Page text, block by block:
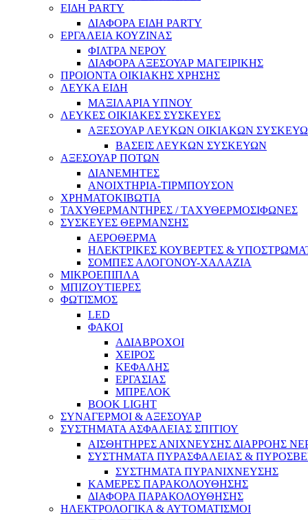
ΕΙΔΗ PARTY
ΔΙΑΦΟΡΑ ΕΙΔΗ PARTY
ΕΡΓΑΛΕΙΑ ΚΟΥΖΙΝΑΣ
ΦΙΛΤΡΑ ΝΕΡΟΥ
ΔΙΑΦΟΡΑ ΑΞΕΣΟΥΑΡ ΜΑΓΕΙΡΙΚΗΣ
ΠΡΟΙΟΝΤΑ ΟΙΚΙΑΚΗΣ ΧΡΗΣΗΣ
ΛΕΥΚΑ ΕΙΔΗ
ΜΑΞΙΛΑΡΙΑ ΥΠΝΟΥ
ΛΕΥΚΕΣ ΟΙΚΙΑΚΕΣ ΣΥΣΚΕΥΕΣ
ΑΞΕΣΟΥΑΡ ΛΕΥΚΩΝ ΟΙΚΙΑΚΩΝ
ΒΑΣΕΙΣ ΛΕΥΚΩΝ ΣΥΣΚΕΥΩΝ
ΑΞΕΣΟΥΑΡ ΠΟΤΩΝ
ΔΙΑΝΕΜΗΤΕΣ
ΑΝΟΙΧΤΗΡΙΑ-ΤΙΡΜΠΟΥΣΟΝ
ΧΡΗΜΑΤΟΚΙΒΩΤΙΑ
ΤΑΧΥΘΕΡΜΑΝΤΗΡΕΣ / ΤΑΧΥΘΕΡΜΟΣΙΦΩΝΕΣ
ΣΥΣΚΕΥΕΣ ΘΕΡΜΑΝΣΗΣ
ΑΕΡΟΘΕΡΜΑ
ΗΛΕΚΤΡΙΚΕΣ ΚΟΥΒΕΡΤΕΣ &
ΣΟΜΠΕΣ ΑΛΟΓΟΝΟΥ-ΧΑΛΑΖΙΑ
ΜΙΚΡΟΕΠΙΠΛΑ
ΜΠΙΖΟΥΤΙΕΡΕΣ
ΦΩΤΙΣΜΟΣ
LED
ΦΑΚΟΙ
ΑΔΙΑΒΡΟΧΟΙ
ΧΕΙΡΟΣ
ΚΕΦΑΛΗΣ
ΕΡΓΑΣΙΑΣ
ΜΠΡΕΛΟΚ
BOOK LIGHT
ΣΥΝΑΓΕΡΜΟΙ & ΑΞΕΣΟΥΑΡ
ΣΥΣΤΗΜΑΤΑ ΑΣΦΑΛΕΙΑΣ ΣΠΙΤΙΟΥ
ΑΙΣΘΗΤΗΡΕΣ ΑΝΙΧΝΕΥΣΗΣ ΔΙΑΡΡΟΗΣ
ΣΥΣΤΗΜΑΤΑ ΠΥΡΑΣΦΑΛΕΙΑΣ &
ΣΥΣΤΗΜΑΤΑ ΠΥΡΑΝΙΧΝΕΥΣΗΣ
ΚΑΜΕΡΕΣ ΠΑΡΑΚΟΛΟΥΘΗΣΗΣ
ΔΙΑΦΟΡΑ ΠΑΡΑΚΟΛΟΥΘΗΣΗΣ
ΗΛΕΚΤΡΟΛΟΓΙΚΑ & ΑΥΤΟΜΑΤΙΣΜΟΙ